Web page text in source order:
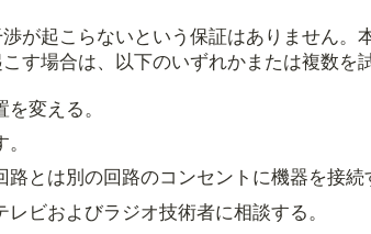
が起こらないという保証はありません。
す場合は、以下のいずれかまたは複数を
変える。
とは別の回路のコンセントに機器を接続
ビおよびラジオ技術者に相談する。